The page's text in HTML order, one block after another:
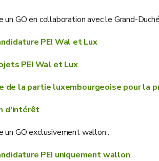
GO en collaboration avec le Grand-
PEI Wal et Lux
PEI Wal et Lux
de la partie luxembourgeoise pour la
d'intérêt
un GO exclusivement wallon :
PEI uniquement wallon